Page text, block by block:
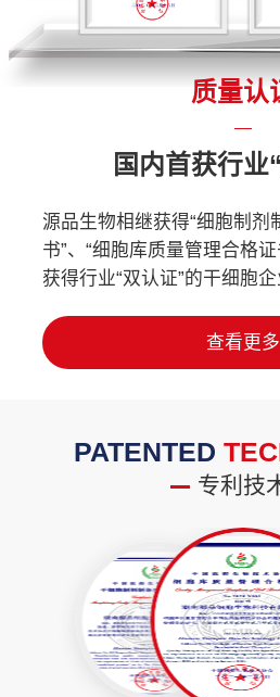
质量认
国内首获行业
源品生物相继获得“细胞制剂
书”、“细胞库质量管理合格
获得行业“双认证”的干细胞企
查看更多
PATENTED
专利技